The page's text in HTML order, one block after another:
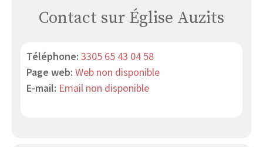
Contact sur Église Auzits
Téléphone: 3305 65 43 04 58
Page web: Web non disponible
E-mail: Email non disponible